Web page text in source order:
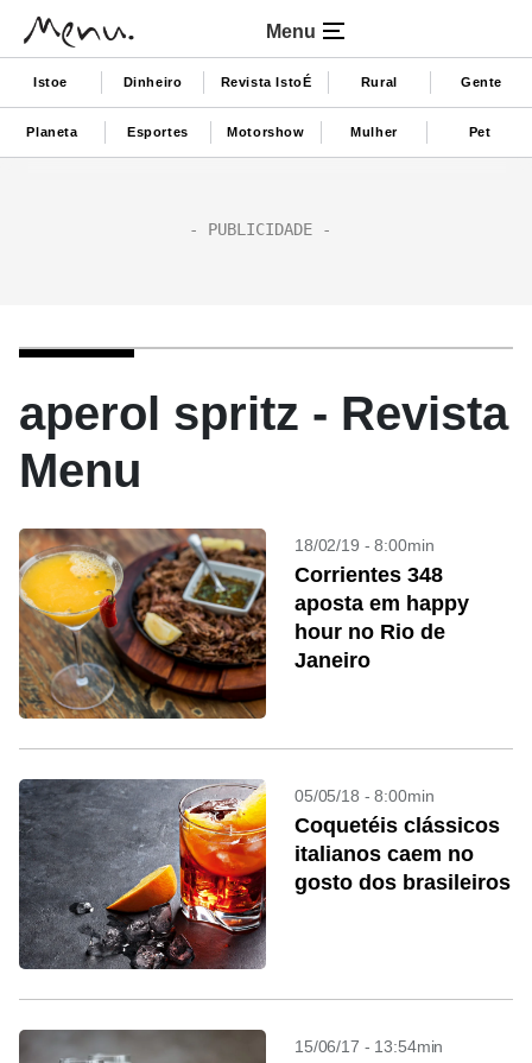
Menu
Istoe Dinheiro Revista IstoÉ Rural Gente
Planeta Esportes Motorshow Mulher Pet
aperol spritz - Revista
Menu
18/02/19 - 8:00min
Corrientes 348
aposta em happy
hour no Rio de
Janeiro
05/05/18 - 8:00min
Coquetéis clássicos
italianos caem no
gosto dos brasileiros
15/06/17 - 13:54min